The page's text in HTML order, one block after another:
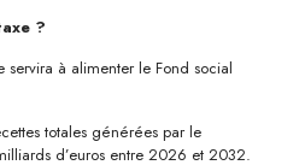
?
servira à alimenter le Fond social
totales générées par le
d’euros entre 2026 et 2032.